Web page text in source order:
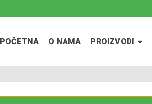
POČETNA O NAMA PROIZVODI